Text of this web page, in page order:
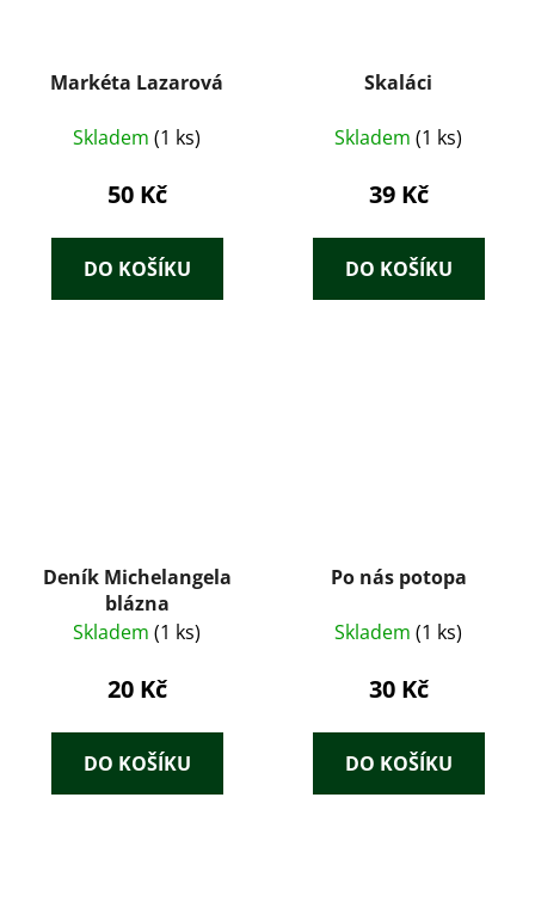
Markéta Lazarová
Skladem (1 ks)
50 Kč
DO KOŠÍKU
Skaláci
Skladem (1 ks)
39 Kč
DO KOŠÍKU
Deník Michelangela
blázna
Skladem (1 ks)
20 Kč
DO KOŠÍKU
Po nás potopa
Skladem (1 ks)
30 Kč
DO KOŠÍKU